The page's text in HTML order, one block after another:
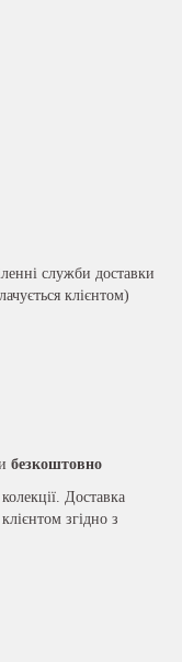
служби доставки
клієнтом)
безкоштовно
Доставка
згідно з